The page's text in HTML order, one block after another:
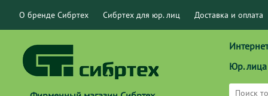
О бренде Сибртех Сибртех для юр. лиц Доставка и оплата
Юр. лица